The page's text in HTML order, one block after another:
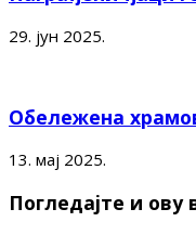
29. јун 2025.
Обележена
13. мај 2025.
Погледајте и ову